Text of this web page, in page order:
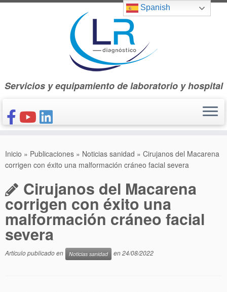
Saltar
Servicios y equipamiento de laboratorio y hospital
CONÓCENOS
PUBLICACIONES
CONTACTO
Inicio » Publicaciones » Noticias sanidad » Cirujanos del Macarena
corrigen con éxito una malformación cráneo facial severa
Cirujanos del Macarena
corrigen con éxito una
malformación cráneo facial
severa
Artículo publicado en Noticias sanidad en24/08/2022
Spanish